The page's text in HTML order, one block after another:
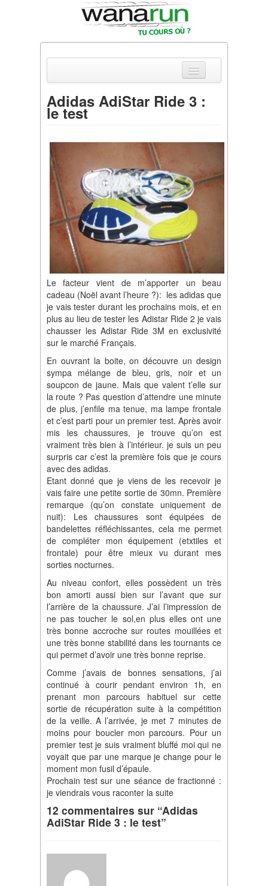
Actualités
Parcours & Courses
Outils & Réseaux
Adidas AdiStar Ride 3 :
le test
Le facteur vient de m’apporter un beau
cadeau (Noël avant l’heure ?): les adidas que
je vais tester durant les prochains mois, et en
plus au lieu de tester les Adistar Ride 2 je vais
chausser les Adistar Ride 3M en exclusivité
sur le marché Français.
En ouvrant la boite, on découvre un design
sympa mélange de bleu, gris, noir et un
soupcon de jaune. Mais que valent t’elle sur
la route ? Pas question d’attendre une minute
de plus, j’enfile ma tenue, ma lampe frontale
et c’est parti pour un premier test. Après avoir
mis les chaussures, je trouve qu’on est
vraiment très bien à l’intérieur. je suis un peu
surpris car c’est la première fois que je cours
avec des adidas.
Etant donné que je viens de les recevoir je
vais faire une petite sortie de 30mn. Première
remarque (qu’on constate uniquement de
nuit): Les chaussures sont équipées de
bandelettes réfléchissantes, cela me permet
de compléter mon équipement (etxtiles et
frontale) pour être mieux vu durant mes
sorties nocturnes.
Au niveau confort, elles possèdent un très
bon amorti aussi bien sur l’avant que sur
l’arrière de la chaussure. J’ai l’impression de
ne pas toucher le sol,en plus elles ont une
très bonne accroche sur routes mouillées et
une très bonne stabilité dans les tournants ce
qui permet d’avoir une très bonne reprise.
Comme j’avais de bonnes sensations, j’ai
continué à courir pendant environ 1h, en
prenant mon parcours habituel sur cette
sortie de récupération suite à la compétition
de la veille. A l’arrivée, je met 7 minutes de
moins pour boucler mon parcours. Pour un
premier test je suis vraiment bluffé moi qui ne
voyait que par une marque je change pour le
moment mon fusil d’épaule.
Prochain test sur une séance de fractionné :
je viendrais vous raconter la suite
12 commentaires sur “Adidas
AdiStar Ride 3 : le test”